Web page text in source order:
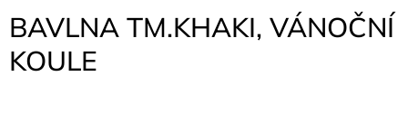
BAVLNA TM.KHAKI, VÁNOČNÍ
KOULE